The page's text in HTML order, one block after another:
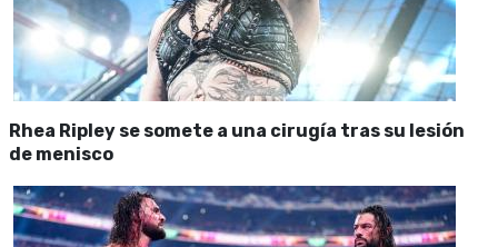
Rhea Ripley se somete a una cirugía tras su lesión
de menisco